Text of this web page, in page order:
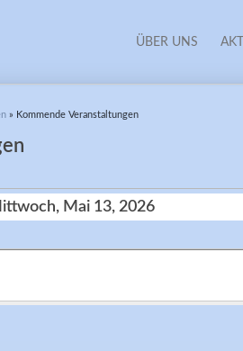
ÜBER UNS
» Kommende Veranstaltungen
Mai 13, 2026